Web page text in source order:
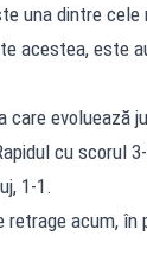
una dintre
acestea, este
care evoluează
cu scorul
1-1.
retrage acum, în